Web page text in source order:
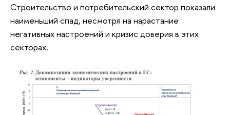
Строительство и потребительский сектор показали
наименьший спад, несмотря на нарастание
негативных настроений и кризис доверия в этих
секторах.